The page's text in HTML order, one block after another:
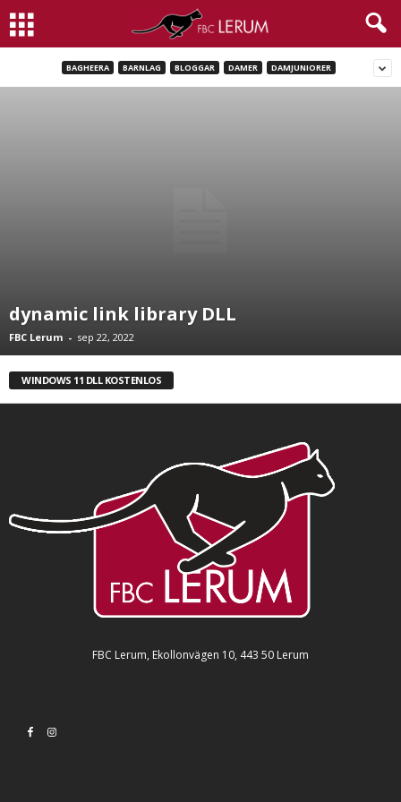
BAGHEERA BARNLAG BLOGGAR DAMER DAMJUNIORER
dynamic link library DLL
FBC Lerum - sep 22, 2022
WINDOWS 11 DLL KOSTENLOS
FBC Lerum, Ekollonvägen 10, 443 50 Lerum